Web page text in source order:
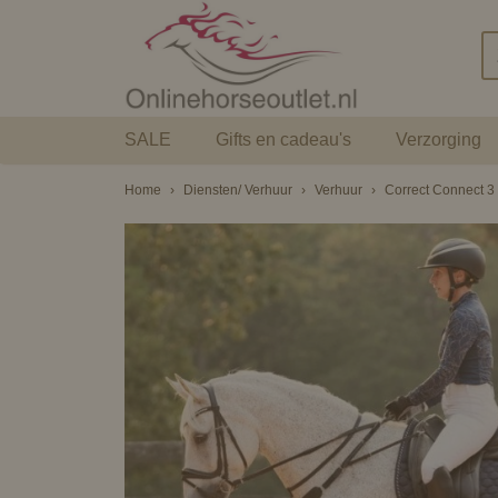
SALE Gifts en cadeau's Verzorging
Home › Diensten/ Verhuur › Verhuur › Correct Connect